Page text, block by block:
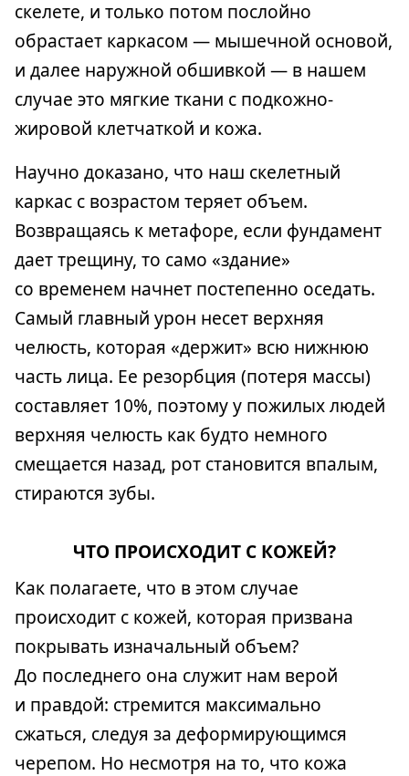
скелете, и только потом послойно
обрастает каркасом — мышечной основой,
и далее наружной обшивкой — в нашем
случае это мягкие ткани с подкожно-
жировой клетчаткой и кожа.
Научно доказано, что наш скелетный
каркас с возрастом теряет объем.
Возвращаясь к метафоре, если фундамент
дает трещину, то само «здание»
со временем начнет постепенно оседать.
Самый главный урон несет верхняя
челюсть, которая «держит» всю нижнюю
часть лица. Ее резорбция (потеря массы)
составляет 10%, поэтому у пожилых людей
верхняя челюсть как будто немного
смещается назад, рот становится впалым,
стираются зубы.
ЧТО ПРОИСХОДИТ С КОЖЕЙ?
Как полагаете, что в этом случае
происходит с кожей, которая призвана
покрывать изначальный объем?
До последнего она служит нам верой
и правдой: стремится максимально
сжаться, следуя за деформирующимся
черепом. Но несмотря на то, что кожа